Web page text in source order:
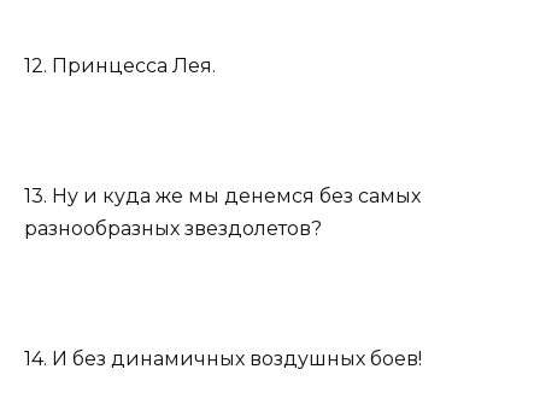
12. Принцесса Лея.
13. Ну и куда же мы денемся без самых
разнообразных звездолетов?
14. И без динамичных воздушных боев!